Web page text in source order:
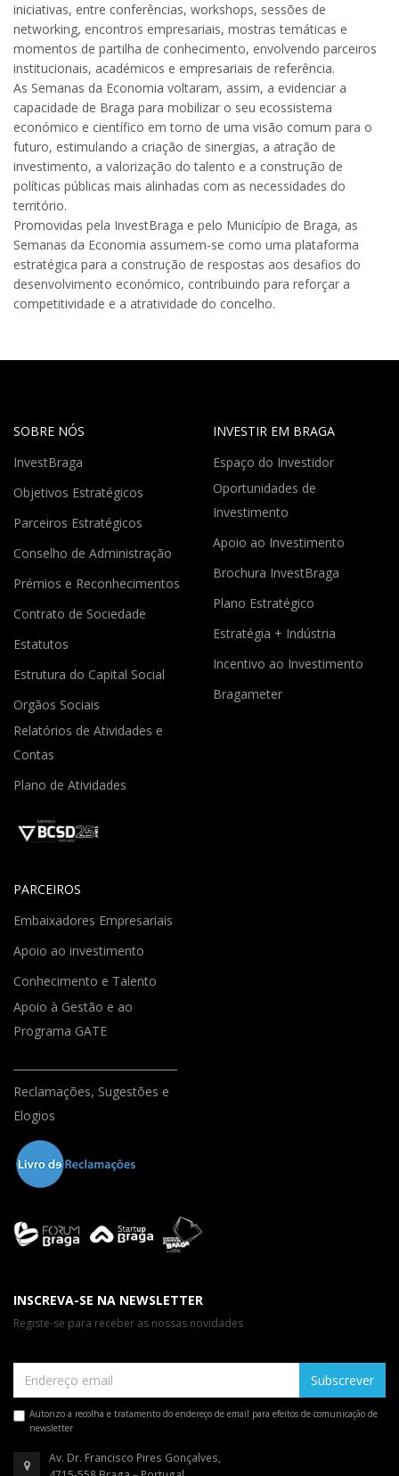
iniciativas, entre conferências, workshops, sessões de
networking, encontros empresariais, mostras temáticas e
momentos de partilha de conhecimento, envolvendo parceiros
institucionais, académicos e empresariais de referência.
As Semanas da Economia voltaram, assim, a evidenciar a
capacidade de Braga para mobilizar o seu ecossistema
económico e científico em torno de uma visão comum para o
futuro, estimulando a criação de sinergias, a atração de
investimento, a valorização do talento e a construção de
políticas públicas mais alinhadas com as necessidades do
território.
Promovidas pela InvestBraga e pelo Município de Braga, as
Semanas da Economia assumem-se como uma plataforma
estratégica para a construção de respostas aos desafios do
desenvolvimento económico, contribuindo para reforçar a
competitividade e a atratividade do concelho.
SOBRE NÓS
InvestBraga
Objetivos Estratégicos
Parceiros Estratégicos
Conselho de Administração
Prémios e Reconhecimentos
Contrato de Sociedade
Estatutos
Estrutura do Capital Social
Orgãos Sociais
Relatórios de Atividades e
Contas
Plano de Atividades
INVESTIR EM BRAGA
Espaço do Investidor
Oportunidades de
Investimento
Apoio ao Investimento
Brochura InvestBraga
Plano Estratégico
Estratégia + Indústria
Incentivo ao Investimento
Bragameter
PARCEIROS
Embaixadores Empresariais
Apoio ao investimento
Conhecimento e Talento
Apoio à Gestão e ao
Programa GATE
Reclamações, Sugestões e
Elogios
INSCREVA-SE NA NEWSLETTER
Registe-se para receber as nossas novidades
Subscrever
Autorizo a recolha e tratamento do endereço de email para efeitos de comunicação de
newsletter
Av. Dr. Francisco Pires Gonçalves,